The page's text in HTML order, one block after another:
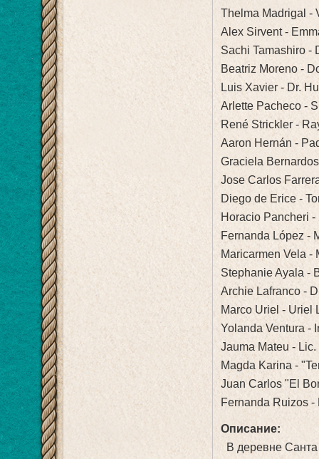
Thelma Madrigal -
Alex Sirvent -
Sachi Tamashiro -
Beatriz Moreno -
Luis Xavier - Dr.
Arlette Pacheco -
René Strickler -
Aaron Hernán -
Graciela
Jose Carlos
Diego de Erice -
Horacio Pancheri
Fernanda López -
Maricarmen Vela -
Stephanie Ayala -
Archie Lafranco -
Marco Uriel - Uriel
Yolanda Ventura -
Jauma Mateu -
Magda Karina -
Juan Carlos "El
Fernanda Ruizos -
Описание:
В деревне